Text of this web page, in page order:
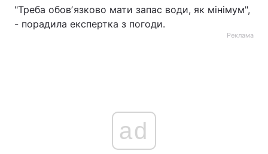
"Треба обовʼязково мати запас води, як мінімум",
- порадила експертка з погоди.
Реклама
ad